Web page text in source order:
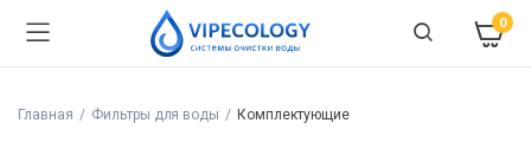
0
Главная Фильтры для воды Комплектующие